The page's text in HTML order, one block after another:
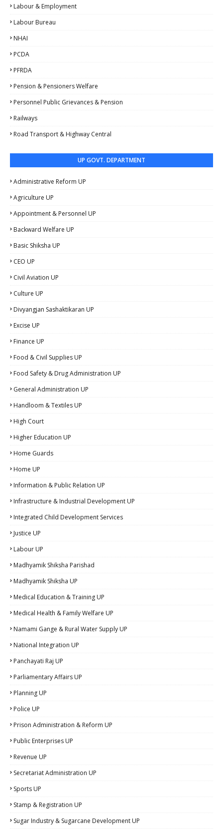
Labour & Employment
Labour Bureau
NHAI
PCDA
PFRDA
Pension & Pensioners Welfare
Personnel Public Grievances & Pension
Railways
Road Transport & Highway Central
UP GOVT. DEPARTMENT
Administrative Reform UP
Agriculture UP
Appointment & Personnel UP
Backward Welfare UP
Basic Shiksha UP
CEO UP
Civil Aviation UP
Culture UP
Divyangjan Sashaktikaran UP
Excise UP
Finance UP
Food & Civil Supplies UP
Food Safety & Drug Administration UP
General Administration UP
Handloom & Textiles UP
High Court
Higher Education UP
Home Guards
Home UP
Information & Public Relation UP
Infrastructure & Industrial Development UP
Integrated Child Development Services
Justice UP
Labour UP
Madhyamik Shiksha Parishad
Madhyamik Shiksha UP
Medical Education & Training UP
Medical Health & Family Welfare UP
Namami Gange & Rural Water Supply UP
National Integration UP
Panchayati Raj UP
Parliamentary Affairs UP
Planning UP
Police UP
Prison Administration & Reform UP
Public Enterprises UP
Revenue UP
Secretariat Administration UP
Sports UP
Stamp & Registration UP
Sugar Industry & Sugarcane Development UP